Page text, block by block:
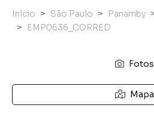
Início São Paulo Panamby
EMP0636_CORRED
Fotos
Mapa